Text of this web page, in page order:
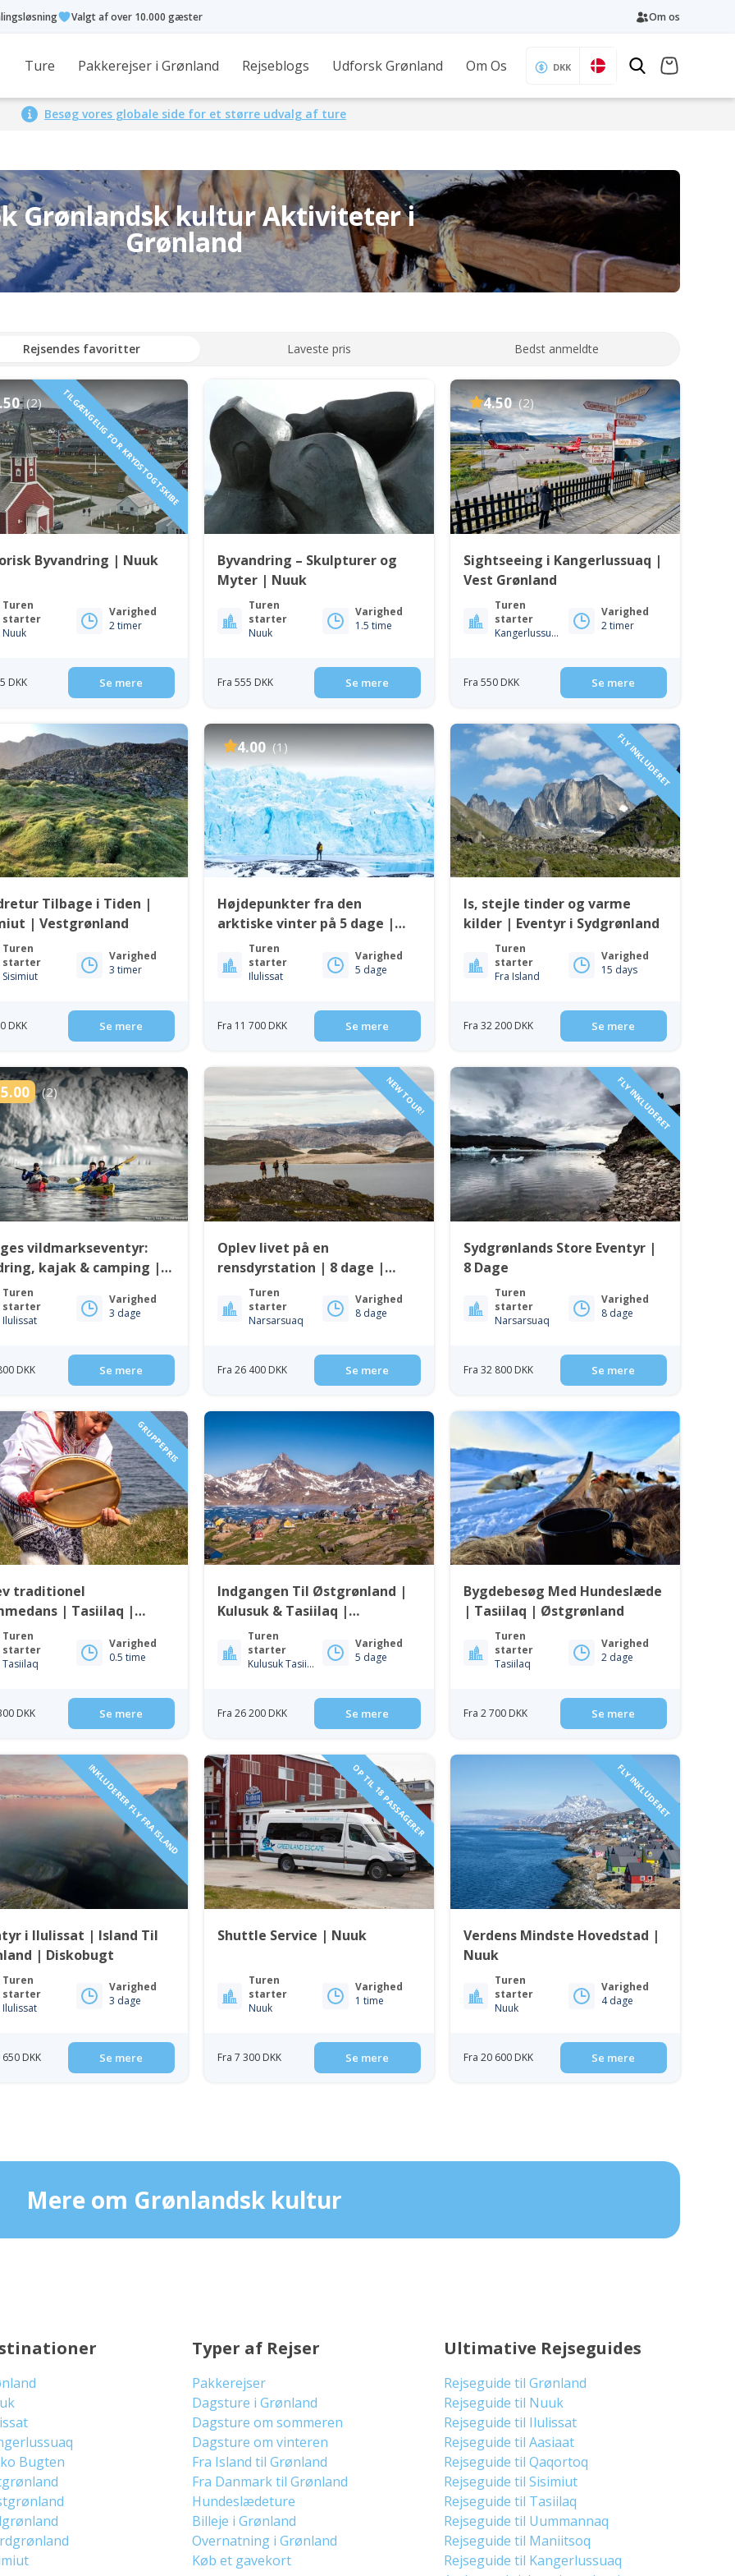
Valgt af over 10.000 gæster Om os
Ture Pakkerejser i Grønland Rejseblogs Udforsk Grønland Om Os DKK
Besøg vores globale side for et større udvalg af ture
Grønlandsk kultur Aktiviteter i
Grønland
Rejsendes favoritter Laveste pris Bedst anmeldte
(2) TILGÆNGELIG FOR KRYDSTOGTSKIBE
Byvandring | Nuuk
Turen
starter
Nuuk
Varighed
2 timer
DKK Se mere
Byvandring – Skulpturer og
Myter | Nuuk
Turen
starter
Nuuk
Varighed
1.5 time
Fra 555 DKK Se mere
4.50 (2)
Sightseeing i Kangerlussuaq |
Vest Grønland
Turen
starter
Kangerlussuaq
Varighed
2 timer
Fra 550 DKK Se mere
Tilbage i Tiden |
| Vestgrønland
Turen
starter
Sisimiut
Varighed
3 timer
DKK Se mere
4.00 (1)
Højdepunkter fra den
arktiske vinter på 5 dage |
Ilulissat | Diskobugten
Turen
starter
Ilulissat
Varighed
5 dage
Fra 11 700 DKK Se mere
FLY INKLUDERET
Is, stejle tinder og varme
kilder | Eventyr i Sydgrønland
Turen
starter
Fra Island
Varighed
15 days
Fra 32 200 DKK Se mere
5.00 (2)
vildmarkseventyr:
kajak & camping |
| Diskobugten
Turen
starter
Ilulissat
Varighed
3 dage
DKK Se mere
NEW TOUR!
Oplev livet på en
rensdyrstation | 8 dage |
Sydgrønland
Turen
starter
Narsarsuaq
Varighed
8 dage
Fra 26 400 DKK Se mere
FLY INKLUDERET
Sydgrønlands Store Eventyr |
8 Dage
Turen
starter
Narsarsuaq
Varighed
8 dage
Fra 32 800 DKK Se mere
GRUPPEPRIS
traditionel
| Tasiilaq |
Turen
starter
Tasiilaq
Varighed
0.5 time
DKK Se mere
Indgangen Til Østgrønland |
Kulusuk & Tasiilaq |
Østgrønland
Turen
starter
Kulusuk Tasiilaq
Varighed
5 dage
Fra 26 200 DKK Se mere
Bygdebesøg Med Hundeslæde
| Tasiilaq | Østgrønland
Turen
starter
Tasiilaq
Varighed
2 dage
Fra 2 700 DKK Se mere
INKLUDERER FLY FRA ISLAND
i Ilulissat | Island Til
| Diskobugt
Turen
starter
Ilulissat
Varighed
3 dage
DKK Se mere
OP TIL 18 PASSAGERER
Shuttle Service | Nuuk
Turen
starter
Nuuk
Varighed
1 time
Fra 7 300 DKK Se mere
FLY INKLUDERET
Verdens Mindste Hovedstad |
Nuuk
Turen
starter
Nuuk
Varighed
4 dage
Fra 20 600 DKK Se mere
Mere om Grønlandsk kultur
Bugten
Typer af Rejser
Pakkerejser
Dagsture i Grønland
Dagsture om sommeren
Dagsture om vinteren
Fra Island til Grønland
Fra Danmark til Grønland
Hundeslædeture
Billeje i Grønland
Overnatning i Grønland
Køb et gavekort
Ultimative Rejseguides
Rejseguide til Grønland
Rejseguide til Nuuk
Rejseguide til Ilulissat
Rejseguide til Aasiaat
Rejseguide til Qaqortoq
Rejseguide til Sisimiut
Rejseguide til Tasiilaq
Rejseguide til Uummannaq
Rejseguide til Maniitsoq
Rejseguide til Kangerlussuaq